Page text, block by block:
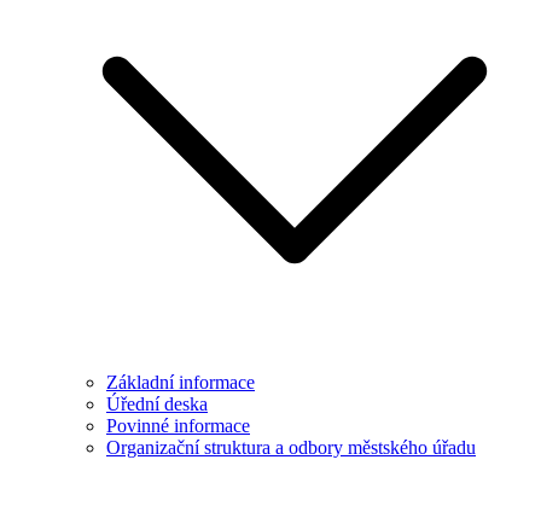
Základní informace
Úřední deska
Povinné informace
Organizační struktura a odbory městského úřadu